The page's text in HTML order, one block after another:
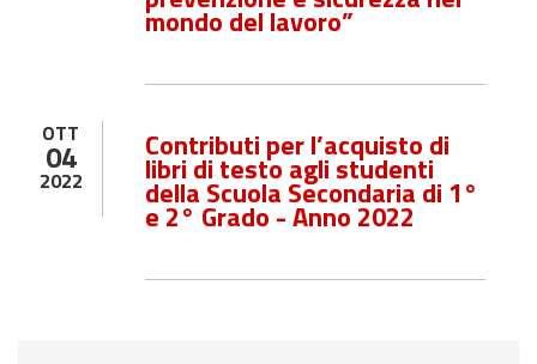
mondo del lavoro”
OTT
04
2022
Contributi per l’acquisto di
libri di testo agli studenti
della Scuola Secondaria di 1°
e 2° Grado - Anno 2022